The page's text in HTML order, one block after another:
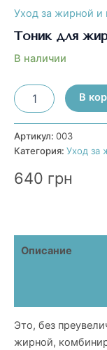
Уход за жирной
Тоник для
В наличии
Количество
товара
для
жирной
«Чайное
В
Артикул: 003
Категория: Уход за
640 грн
Описание
Это, без
жирной,